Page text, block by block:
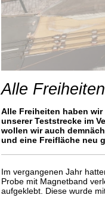
Alle Freiheiten
Alle Freiheiten haben
unserer Teststrecke im
wollen wir auch
und eine Freifläche neu
Im vergangenen Jahr
Probe mit Magnetband
aufgeklebt. Diese wurde